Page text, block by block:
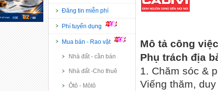
Đăng tin miễn phí
Phí tuyển dụng
Mua bán - Rao vặt
Nhà đất - cần bán
Nhà đất -Cho thuê
Ôtô - Môtô
Mô tả công việc
Phụ trách địa
1. Chăm sóc &
Viếng thăm,